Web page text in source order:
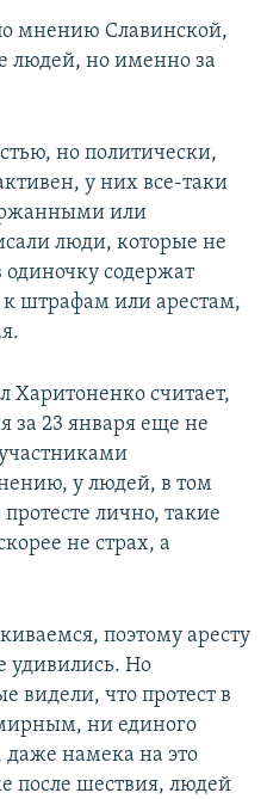
мнению Славинской,
людей, но именно за
но политически,
у них все-таки
или
люди, которые не
содержат
штрафам или арестам,
Харитоненко считает,
за 23 января еще не
у людей, в том
лично, такие
не страх, а
поэтому аресту
удивились. Но
видели, что протест в
ни единого
даже намека на это
после шествия, людей